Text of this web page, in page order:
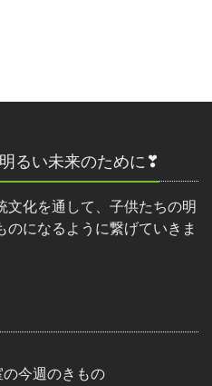
るい未来のために❣
文化を通して、子供たちの明
になるように繋げていきま
今週のきもの